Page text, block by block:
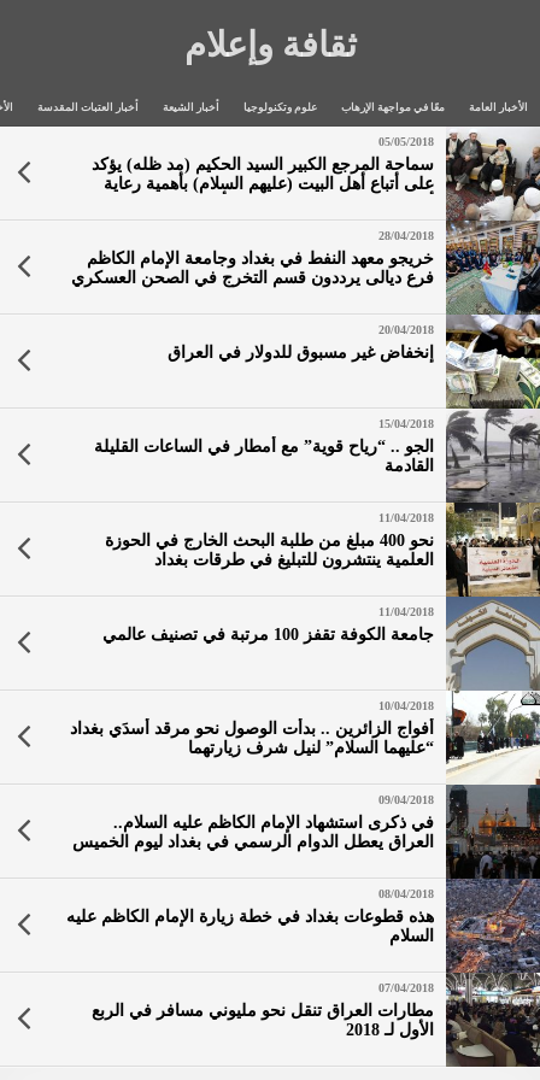
ثقافة وإعلام
الأخبار العامة معًا في مواجهة الإرهاب علوم وتكنولوجيا أخبار الشيعة أخبار العتبات المقدسة
05/05/2018
سماحة المرجع الكبير السيد الحكيم (مد ظله) يؤكد
على أتباع أهل البيت (عليهم السلام) بأهمية رعاية
28/04/2018
خريجو معهد النفط في بغداد وجامعة الإمام الكاظم
فرع ديالى يرددون قسم التخرج في الصحن العسكري
20/04/2018
إنخفاض غير مسبوق للدولار في العراق
15/04/2018
الجو .. “رياح قوية” مع أمطار في الساعات القليلة
القادمة
11/04/2018
نحو 400 مبلغ من طلبة البحث الخارج في الحوزة
العلمية ينتشرون للتبليغ في طرقات بغداد
(عليه السلام)
11/04/2018
جامعة الكوفة تقفز 100 مرتبة في تصنيف عالمي
10/04/2018
أفواج الزائرين .. بدأت الوصول نحو مرقد أسدَي بغداد
“عليهما السلام” لنيل شرف زيارتهما
09/04/2018
في ذكرى استشهاد الإمام الكاظم عليه السلام..
العراق يعطل الدوام الرسمي في بغداد ليوم الخميس
08/04/2018
هذه قطوعات بغداد في خطة زيارة الإمام الكاظم عليه
السلام
07/04/2018
مطارات العراق تنقل نحو مليوني مسافر في الربع
الأول لـ 2018